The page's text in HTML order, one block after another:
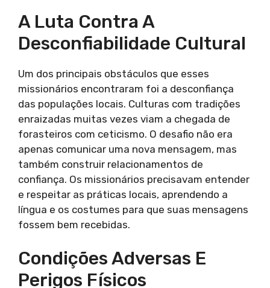
A Luta Contra A
Desconfiabilidade Cultural
Um dos principais obstáculos que esses
missionários encontraram foi a desconfiança
das populações locais. Culturas com tradições
enraizadas muitas vezes viam a chegada de
forasteiros com ceticismo. O desafio não era
apenas comunicar uma nova mensagem, mas
também construir relacionamentos de
confiança. Os missionários precisavam entender
e respeitar as práticas locais, aprendendo a
língua e os costumes para que suas mensagens
fossem bem recebidas.
Condições Adversas E
Perigos Físicos